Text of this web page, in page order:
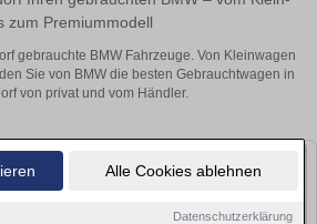
Alle Cookies ablehnen
Datenschutzerklärung
zum Premiummodell
gebrauchte BMW Fahrzeuge. Von Kleinwagen
Sie von BMW die besten Gebrauchtwagen in
von privat und vom Händler.